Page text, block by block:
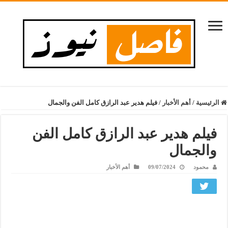
الرئيسية / أهم الأخبار / فيلم هدير عبد الرازق كامل الفن والجمال
فيلم هدير عبد الرازق كامل الفن
والجمال
محمود 09/07/2024 أهم الأخبار